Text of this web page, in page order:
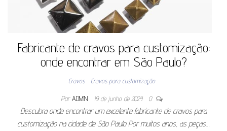
Fabricante de cravos para customização:
onde encontrar em São Paulo?
Cravos Cravos para customização
Por ADMIN 19 de junho de 2024 0
Descubra onde encontrar um excelente fabricante de cravos para
customização na cidade de São Paulo Por muitos anos, as peças…